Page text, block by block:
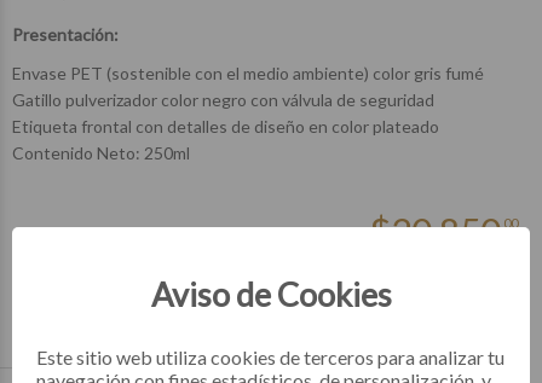
Presentación:
Envase PET (sostenible con el medio ambiente) color gris fumé
Gatillo pulverizador color negro con válvula de seguridad
Etiqueta frontal con detalles de diseño en color plateado
Contenido Neto: 250ml
$20.850 00
OPCIONES DE PAGO Y FINANCIACIÓN
Aviso de Cookies
Este sitio web utiliza cookies de terceros para analizar tu